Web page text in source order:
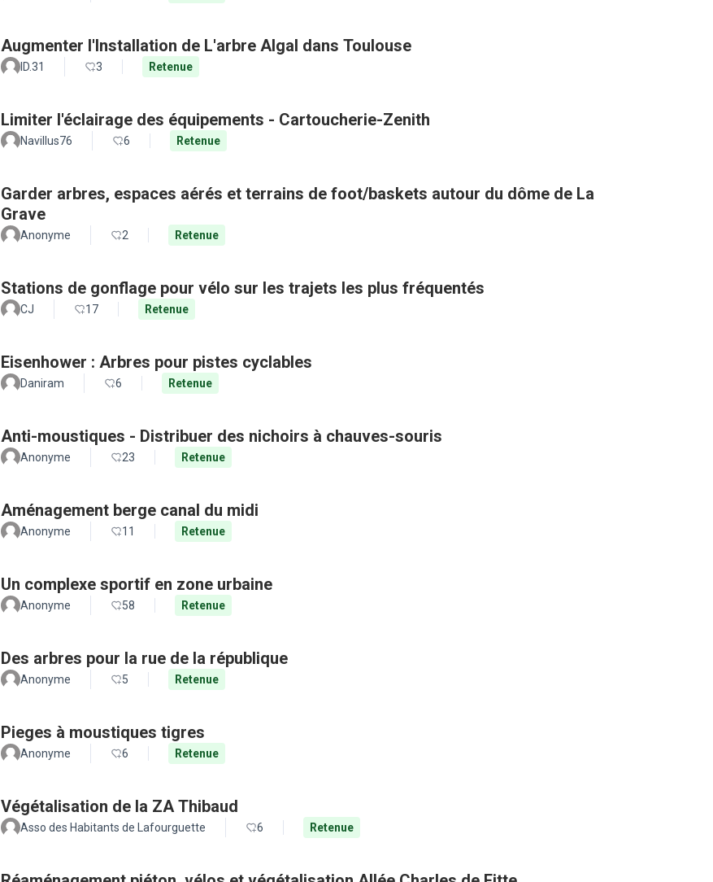
Augmenter l'Installation de L'arbre Algal dans Toulouse
ID.31 3 Retenue
Limiter l'éclairage des équipements - Cartoucherie-Zenith
Navillus76 6 Retenue
Garder arbres, espaces aérés et terrains de foot/baskets autour du dôme de La
Grave
Anonyme 2 Retenue
Stations de gonflage pour vélo sur les trajets les plus fréquentés
CJ 17 Retenue
Eisenhower : Arbres pour pistes cyclables
Daniram 6 Retenue
Anti-moustiques - Distribuer des nichoirs à chauves-souris
Anonyme 23 Retenue
Aménagement berge canal du midi
Anonyme 11 Retenue
Un complexe sportif en zone urbaine
Anonyme 58 Retenue
Des arbres pour la rue de la république
Anonyme 5 Retenue
Pieges à moustiques tigres
Anonyme 6 Retenue
Végétalisation de la ZA Thibaud
Asso des Habitants de Lafourguette 6 Retenue